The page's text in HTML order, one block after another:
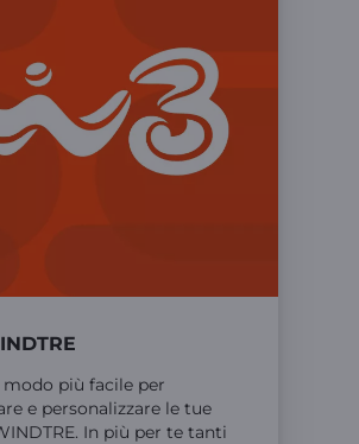
più facile per
e personalizzare le tue
In più per te tanti